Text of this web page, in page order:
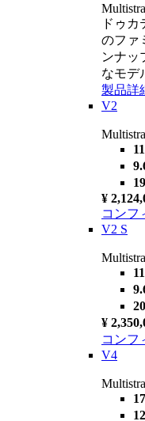
ドゥ
のファ
ンナッ
なモデ
製品詳
V2
¥
コンフ
V2 S
¥
コンフ
V4